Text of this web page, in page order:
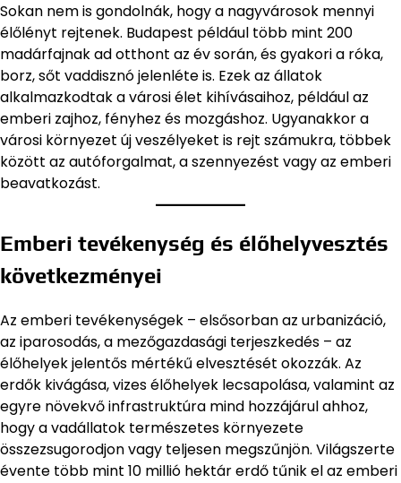
Sokan nem is gondolnák, hogy a nagyvárosok mennyi
élőlényt rejtenek. Budapest például több mint 200
madárfajnak ad otthont az év során, és gyakori a róka,
borz, sőt vaddisznó jelenléte is. Ezek az állatok
alkalmazkodtak a városi élet kihívásaihoz, például az
emberi zajhoz, fényhez és mozgáshoz. Ugyanakkor a
városi környezet új veszélyeket is rejt számukra, többek
között az autóforgalmat, a szennyezést vagy az emberi
beavatkozást.
Emberi tevékenység és élőhelyvesztés
következményei
Az emberi tevékenységek – elsősorban az urbanizáció,
az iparosodás, a mezőgazdasági terjeszkedés – az
élőhelyek jelentős mértékű elvesztését okozzák. Az
erdők kivágása, vizes élőhelyek lecsapolása, valamint az
egyre növekvő infrastruktúra mind hozzájárul ahhoz,
hogy a vadállatok természetes környezete
összezsugorodjon vagy teljesen megszűnjön. Világszerte
évente több mint 10 millió hektár erdő tűnik el az emberi